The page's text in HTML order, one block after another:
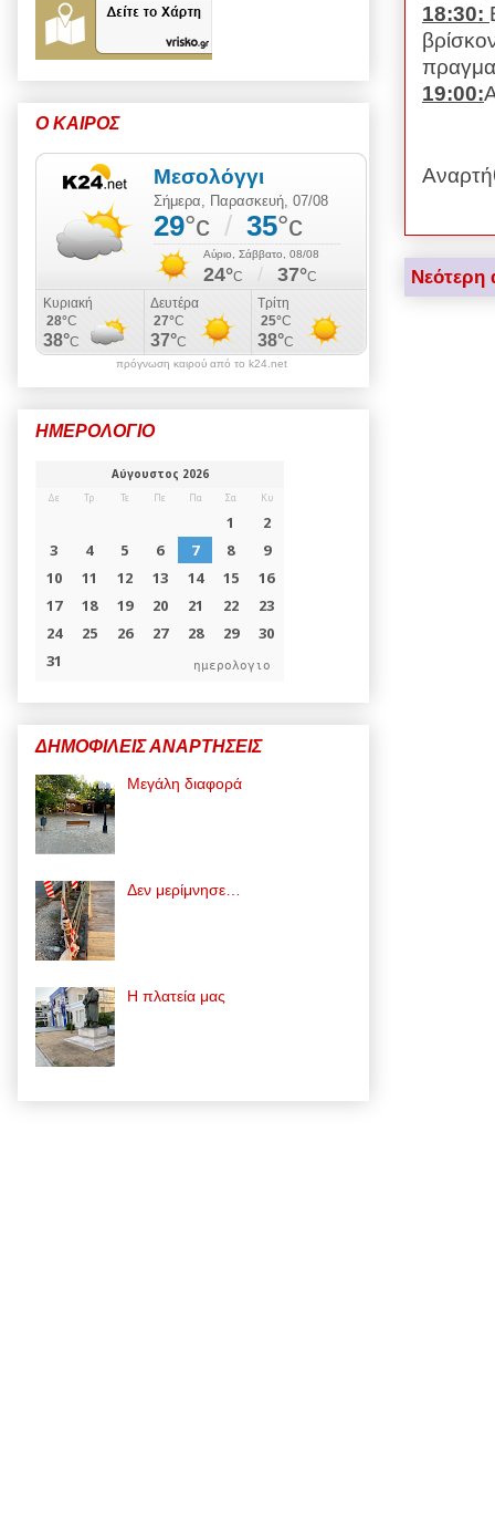
18:30:
19:00:
Νεότερη
Ο ΚΑΙΡΟΣ
πρόγνωση καιρού από το k24.net
ΗΜΕΡΟΛΟΓΙΟ
ημερολογιο
ΔΗΜΟΦΙΛΕΙΣ ΑΝΑΡΤΗΣΕΙΣ
Μεγάλη διαφορά
Δεν μερίμνησε…
Η πλατεία μας